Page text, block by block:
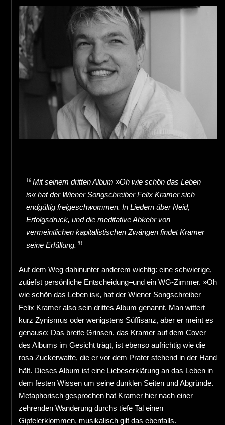
Mit seinem dritten Album »Oh wie schön das Leben
is« hat der Wiener Songschreiber Felix Kramer sich
endgültig freigeschwommen. In Liedern über Neid,
Erfolgsdruck, und die meditative Abkehr von
vermeintlichen kapitalistischen Zwängen findet Kramer
seine Erfüllung.
Auf dem Weg dahinunter anderem wichtig: eine schwierige,
zutiefst persönliche Entscheidung–und ein WG-Zimmer. »Oh
wie schön das Leben is«, hat der Wiener Songschreiber
Felix Kramer also sein drittes Album genannt. Man wittert
kurz Zynismus oder wenigstens Süffisanz, aber er meint es
genauso: Das breite Grinsen, das Kramer auf dem Cover
des Albums im Gesicht trägt, ist ebenso aufrichtig wie die
rosa Zuckerwatte, die er vor dem Prater stehend in der Hand
hält. Dieses Album ist eine Liebeserklärung an das Leben in
dem festen Wissen um seine dunklen Seiten und Abgründe.
Metaphorisch gesprochen hat Kramer hier nach einer
zehrenden Wanderung durchs tiefe Tal einen
Gipfelerklommen, musikalisch gilt das ebenfalls.